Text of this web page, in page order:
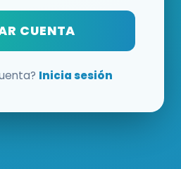
CUENTA
Inicia sesión